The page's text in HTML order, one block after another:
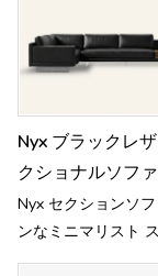
Nyx ブラックレ
クショナルソフ
ーブル付き
Nyx セクションソ
ンなミニマリスト
倒的な快適さを、